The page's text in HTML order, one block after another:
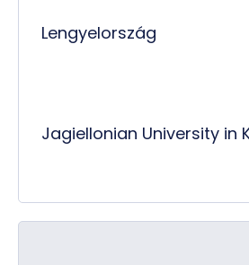
Lengyelország
Jagiellonian University in